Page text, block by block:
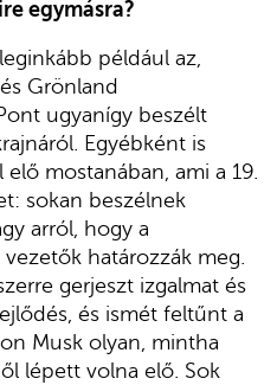
egymásra?
például az,
Grönland
ugyanígy beszélt
Egyébként is
mostanában, ami a 19.
sokan beszélnek
arról, hogy a
határozzák meg.
gerjeszt izgalmat és
és ismét feltűnt a
Musk olyan, mintha
lépett volna elő. Sok